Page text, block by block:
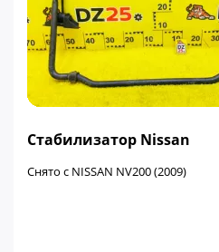
Стабилизатор Nissan
Снято с NISSAN NV200 (2009)